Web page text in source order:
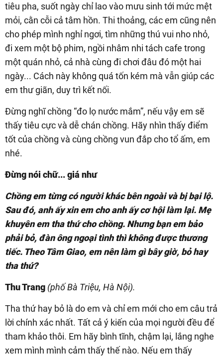
tiêu pha, suốt ngày chỉ lao vào mưu sinh tới mức mệt
mỏi, cằn cỗi cả tâm hồn. Thi thoảng, các em cũng nên
cho phép mình nghỉ ngơi, tìm những thú vui nho nhỏ,
đi xem một bộ phim, ngồi nhâm nhi tách cafe trong
một quán nhỏ, cả nhà cùng đi chơi đâu đó một hai
ngày... Cách này không quá tốn kém mà vẫn giúp các
em thư giãn, duy trì kết nối.
Đừng nghĩ chồng “đo lọ nước mắm”, nếu vậy em sẽ
thấy tiêu cực và dễ chán chồng. Hãy nhìn thấy điểm
tốt của chồng và cùng chồng vun đắp cho tổ ấm, em
nhé.
Đừng nói chữ... giá như
Chồng em từng có người khác bên ngoài và bị bại lộ.
Sau đó, anh ấy xin em cho anh ấy cơ hội làm lại. Mẹ
khuyên em tha thứ cho chồng. Nhưng bạn em bảo
phải bỏ, đàn ông ngoại tình thì không được thương
tiếc. Theo Tâm Giao, em nên làm gì bây giờ, bỏ hay
tha thứ?
Thu Trang (phố Bà Triệu, Hà Nội).
Tha thứ hay bỏ là do em và chỉ em mới cho em câu trả
lời chính xác nhất. Tất cả ý kiến của mọi người đều để
tham khảo thôi. Em hãy bình tĩnh, chậm lại, lắng nghe
xem mình mình cảm thấy thế nào. Nếu em thấy